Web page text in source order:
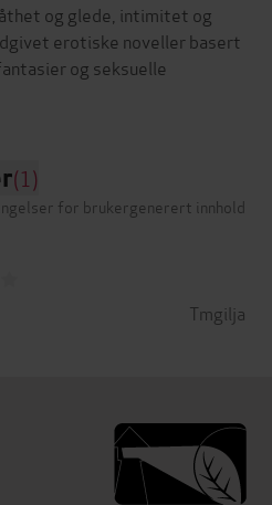
og glede, intimitet og
erotiske noveller basert
og seksuelle
(1)
for brukergenerert innhold
Tmgilja